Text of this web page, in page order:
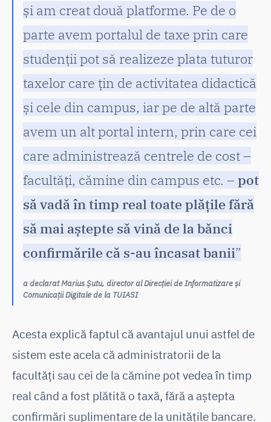
și am creat două platforme. Pe de o
parte avem portalul de taxe prin care
studenții pot să realizeze plata tuturor
taxelor care țin de activitatea didactică
și cele din campus, iar pe de altă parte
avem un alt portal intern, prin care cei
care administrează centrele de cost –
facultăți, cămine din campus etc. –pot
să vadă în timp real toate plățile fără
să mai aștepte să vină de la bănci
confirmările că s-au încasat banii”
a declarat Marius Șutu, director al Direcției de Informatizare și
Comunicații Digitale de la TUIASI
Acesta explică faptul că avantajul unui astfel de
sistem este acela că administratorii de la
facultăți sau cei de la cămine pot vedea în timp
real când a fost plătită o taxă, fără a aștepta
confirmări suplimentare de la unitățile bancare.